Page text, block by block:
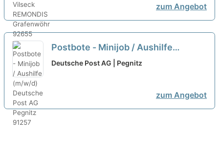
zum Angebot
Postbote - Minijob / Aushilfe
(m/w/d) neu
Deutsche Post AG | Pegnitz
zum Angebot